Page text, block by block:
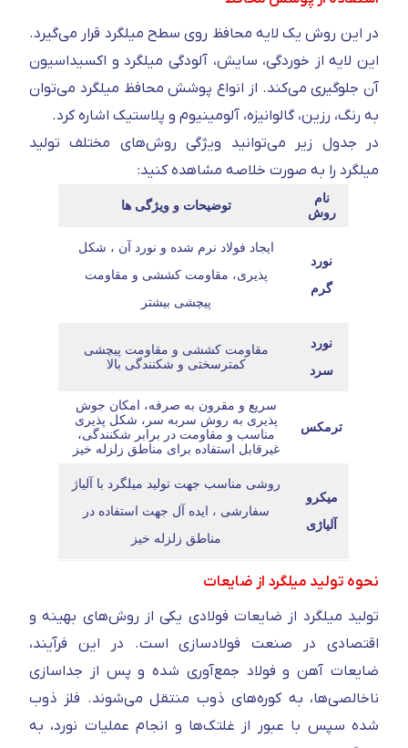
در این روش یک لایه محافظ روی سطح میلگرد قرار می‌گیرد.
این لایه از خوردگی، سایش، آلودگی میلگرد و اکسیداسیون
آن جلوگیری می‌کند. از انواع پوشش محافظ میلگرد می‌توان
به رنگ، رزین، گالوانیزه، آلومینیوم و پلاستیک اشاره کرد.
در جدول زیر می‌توانید ویژگی روش‌های مختلف تولید
میلگرد را به صورت خلاصه مشاهده کنید:
نام
روش
توضیحات و ویژگی ها
نورد
گرم
ایجاد فولاد نرم شده و نورد آن ، شکل
پذیری، مقاومت کششی و مقاومت
پیچشی بیشتر
نورد
سرد
مقاومت کششی و مقاومت پیچشی
کمترسختی و شکنندگی بالا
ترمکس
سریع و مقرون به صرفه، امکان جوش
پذیری به روش سربه سر، شکل پذیری
مناسب و مقاومت در برابر شکنندگی،
غیرقابل استفاده برای مناطق زلزله خیز
میکرو
آلیاژی
روشی مناسب جهت تولید میلگرد با آلیاژ
سفارشی ،
ایده آل جهت استفاده در
مناطق زلزله خیز
نحوه تولید میلگرد از ضایعات
تولید میلگرد از ضایعات فولادی یکی از روش‌های بهینه و
اقتصادی در صنعت فولادسازی است. در این فرآیند،
ضایعات آهن و فولاد جمع‌آوری شده و پس از جداسازی
ناخالصی‌ها، به کوره‌های ذوب منتقل می‌شوند. فلز ذوب
شده سپس با عبور از غلتک‌ها و انجام عملیات نورد، به